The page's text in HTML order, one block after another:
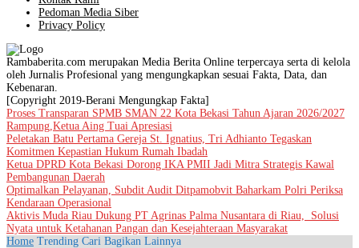
Pedoman Media Siber
Privacy Policy
Rambaberita.com merupakan Media Berita Online terpercaya serta di kelola
oleh Jurnalis Profesional yang mengungkapkan sesuai Fakta, Data, dan
Kebenaran.
[Copyright 2019-Berani Mengungkap Fakta]
Proses Transparan SPMB SMAN 22 Kota Bekasi Tahun Ajaran 2026/2027
Rampung,Ketua Aing Tuai Apresiasi
Peletakan Batu Pertama Gereja St. Ignatius, Tri Adhianto Tegaskan
Komitmen Kepastian Hukum Rumah Ibadah
Ketua DPRD Kota Bekasi Dorong IKA PMII Jadi Mitra Strategis Kawal
Pembangunan Daerah
Optimalkan Pelayanan, Subdit Audit Ditpamobvit Baharkam Polri Periksa
Kendaraan Operasional
Aktivis Muda Riau Dukung PT Agrinas Palma Nusantara di Riau, Solusi
Nyata untuk Ketahanan Pangan dan Kesejahteraan Masyarakat
Home Trending Cari Bagikan Lainnya